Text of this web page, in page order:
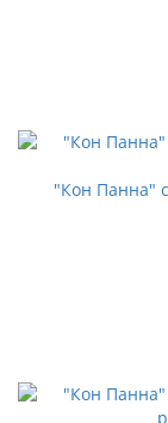
"Кон Панна"